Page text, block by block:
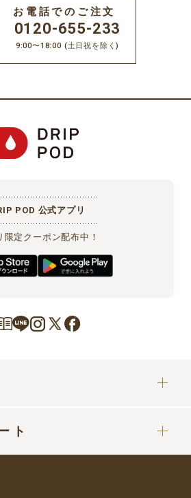
お電話でのご注文
0120-655-233
9:00〜18:00 (土日祝を除く)
POD 公式アプリ
限定クーポン配布中！
ト